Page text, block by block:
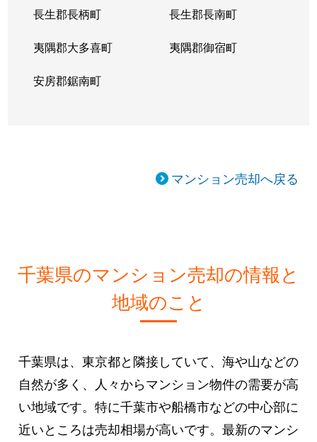
長生郡長柄町 長生郡長南町
夷隅郡大多喜町 夷隅郡御宿町
安房郡鋸南町
マンション売却へ戻る
千葉県のマンション売却の情報と
地域のこと
千葉県は、東京都と隣接していて、海や山などの
自然が多く、人々からマンション物件の需要が高
い地域です。特に千葉市や船橋市などの中心部に
近いところは売却相場が高いです。最新のマンシ